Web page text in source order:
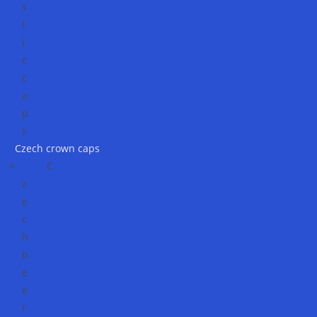
s
t
i
c
c
a
p
s
Czech crown caps
C
z
e
c
h
b
e
e
r